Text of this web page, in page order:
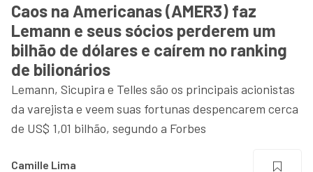
Caos na Americanas (AMER3) faz
Lemann e seus sócios perderem um
bilhão de dólares e caírem no ranking
de bilionários
Lemann, Sicupira e Telles são os principais acionistas
da varejista e veem suas fortunas despencarem cerca
de US$ 1,01 bilhão, segundo a Forbes
Camille Lima